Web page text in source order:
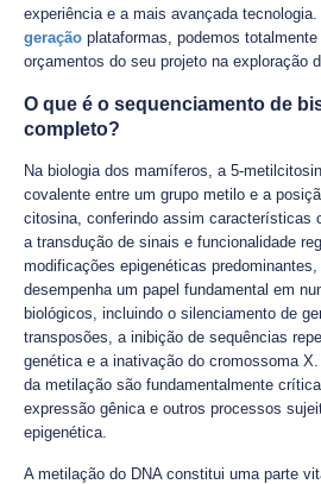
experiência e a mais avançada tecnologia.
geração plataformas, podemos
orçamentos do seu projeto na exploração
O que é o sequenciamento de
completo?
Na biologia dos mamíferos, a 5-
covalente entre um grupo metilo e a
citosina, conferindo assim características
a transdução de sinais e funcionalidade
modificações epigenéticas
desempenha um papel fundamental em
biológicos, incluindo o silenciamento de
transposões, a inibição de sequências
genética e a inativação do cromossoma
da metilação são fundamentalmente
expressão gênica e outros processos
epigenética.
A metilação do DNA constitui uma parte